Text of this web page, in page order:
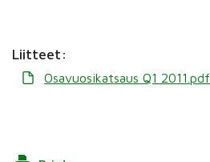
Liitteet:
Osavuosikatsaus Q1 2011.pdf